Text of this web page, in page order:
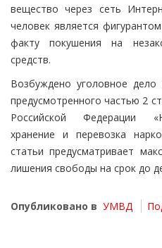
вещество через сеть
человек является
факту покушения на
средств.
Возбуждено уголовное дело
предусмотренного частью 2
Российской Федерации
хранение и перевозка
статьи предусматривает
лишения свободы на срок до
Опубликовано в УМВД